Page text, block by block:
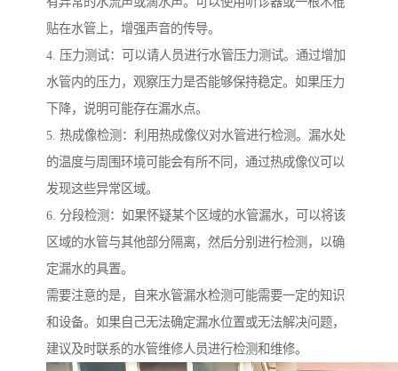
贴在水管上，增强声音的传导。
4. 压力测试：可以请人员进行水管压力测试。通过增加
水管内的压力，观察压力是否能够保持稳定。如果压力
下降，说明可能存在漏水点。
5. 热成像检测：利用热成像仪对水管进行检测。漏水处
的温度与周围环境可能会有所不同，通过热成像仪可以
发现这些异常区域。
6. 分段检测：如果怀疑某个区域的水管漏水，可以将该
区域的水管与其他部分隔离，然后分别进行检测，以确
定漏水的具置。
需要注意的是，自来水管漏水检测可能需要一定的知识
和设备。如果自己无法确定漏水位置或无法解决问题，
建议及时联系的水管维修人员进行检测和维修。